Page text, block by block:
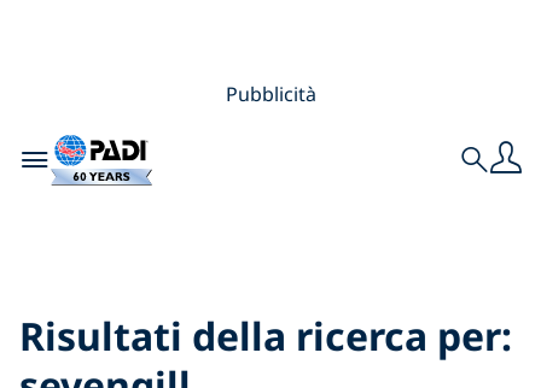
Pubblicità
Toggle navigation Search
Risultati della ricerca per: